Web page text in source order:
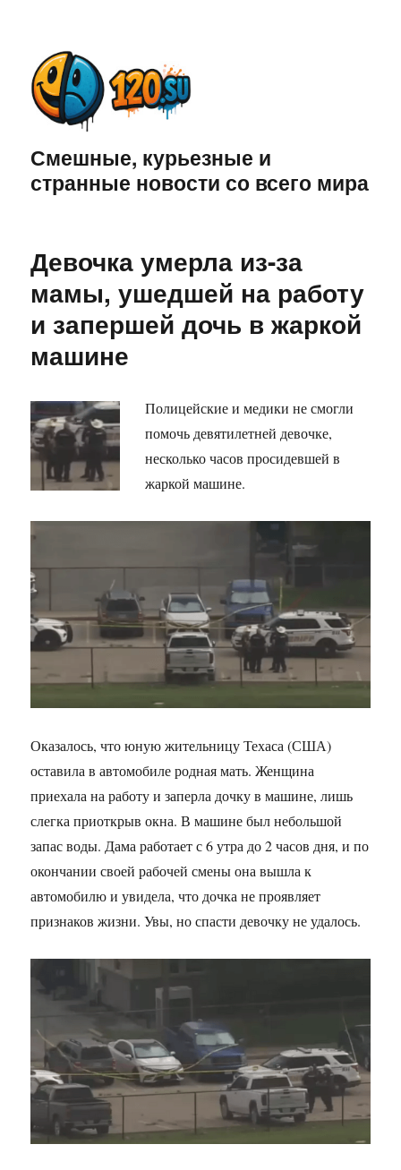
Смешные, курьезные и
странные новости со всего мира
Девочка умерла из-за
мамы, ушедшей на работу
и запершей дочь в жаркой
машине
Полицейские и медики не смогли
помочь девятилетней девочке,
несколько часов просидевшей в
жаркой машине.
Оказалось, что юную жительницу Техаса (США)
оставила в автомобиле родная мать. Женщина
приехала на работу и заперла дочку в машине, лишь
слегка приоткрыв окна. В машине был небольшой
запас воды. Дама работает с 6 утра до 2 часов дня, и по
окончании своей рабочей смены она вышла к
автомобилю и увидела, что дочка не проявляет
признаков жизни. Увы, но спасти девочку не удалось.